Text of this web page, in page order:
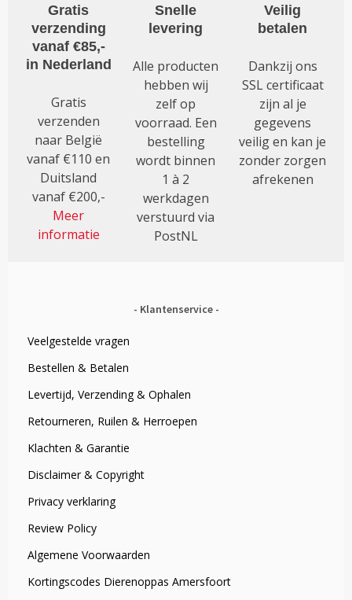
Gratis
verzending
vanaf €85,-
in Nederland
Gratis
verzenden
naar België
vanaf €110 en
Duitsland
vanaf €200,-
Meer
informatie
Snelle
levering
Alle producten
hebben wij
zelf op
voorraad. Een
bestelling
wordt binnen
1 à 2
werkdagen
verstuurd via
PostNL
Veilig
betalen
Dankzij ons
SSL certificaat
zijn al je
gegevens
veilig en kan je
zonder zorgen
afrekenen
Klantenservice
Veelgestelde vragen
Bestellen & Betalen
Levertijd, Verzending & Ophalen
Retourneren, Ruilen & Herroepen
Klachten & Garantie
Disclaimer & Copyright
Privacy verklaring
Review Policy
Algemene Voorwaarden
Kortingscodes Dierenoppas Amersfoort